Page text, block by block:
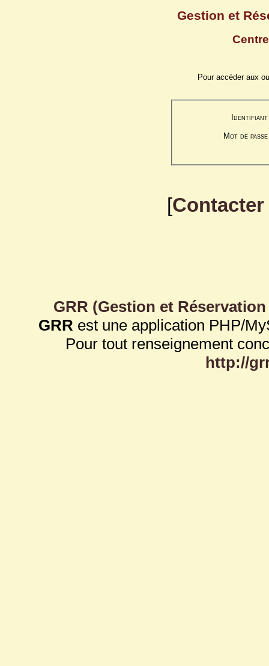
Gestion et
Pour accéder aux
Identifiant
Mot de passe
[
GRR (Gestion et
GRR est une application PHP/
Pour tout renseignement
http://